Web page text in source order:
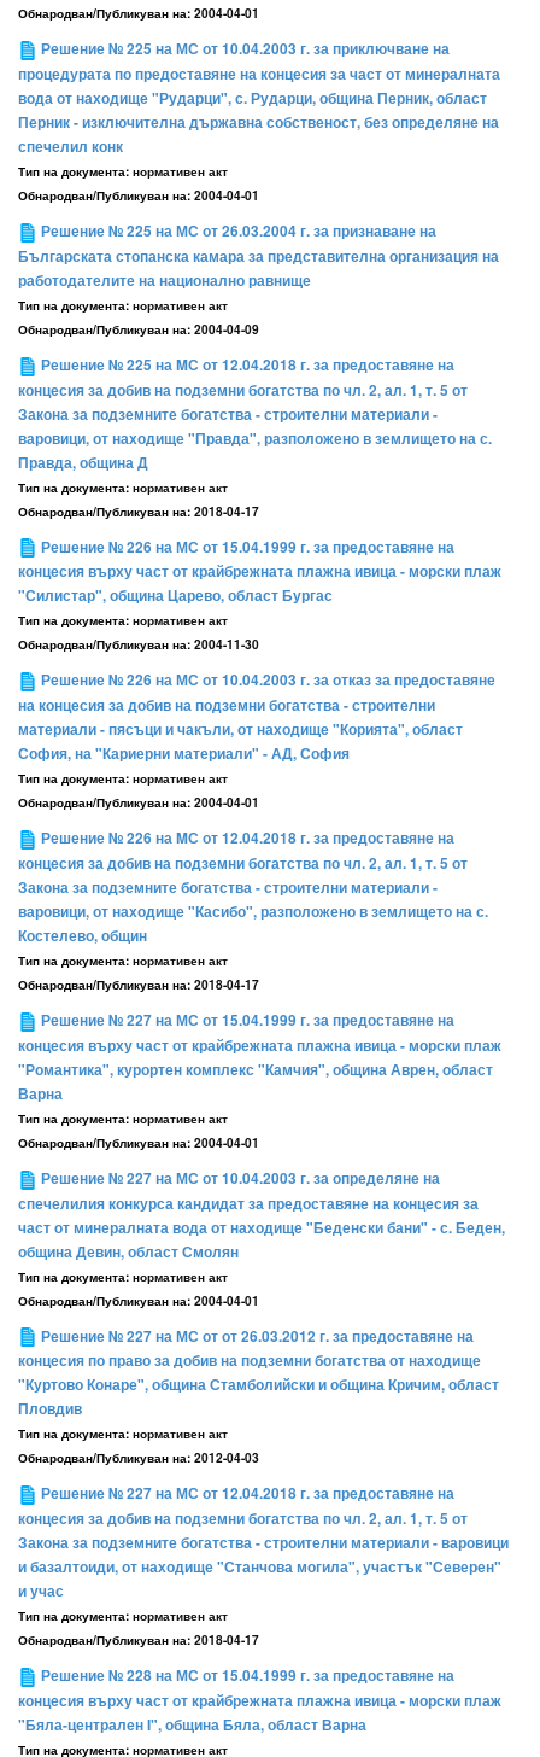
Обнародван/Публикуван на: 2004-04-01
Решение № 225 на МС от 10.04.2003 г. за приключване на
процедурата по предоставяне на концесия за част от минералната
вода от находище "Рударци", с. Рударци, община Перник, област
Перник - изключителна държавна собственост, без определяне на
спечелил конк
Тип на документа: нормативен акт
Обнародван/Публикуван на: 2004-04-01
Решение № 225 на МС от 26.03.2004 г. за признаване на
Българската стопанска камара за представителна организация на
работодателите на национално равнище
Тип на документа: нормативен акт
Обнародван/Публикуван на: 2004-04-09
Решение № 225 на MС от 12.04.2018 г. за предоставяне на
концесия за добив на подземни богатства по чл. 2, ал. 1, т. 5 от
Закона за подземните богатства - строителни материали -
варовици, от находище "Правда", разположено в землището на с.
Правда, община Д
Тип на документа: нормативен акт
Обнародван/Публикуван на: 2018-04-17
Решение № 226 на МС от 15.04.1999 г. за предоставяне на
концесия върху част от крайбрежната плажна ивица - морски плаж
"Силистар", община Царево, област Бургас
Тип на документа: нормативен акт
Обнародван/Публикуван на: 2004-11-30
Решение № 226 на МС от 10.04.2003 г. за отказ за предоставяне
на концесия за добив на подземни богатства - строителни
материали - пясъци и чакъли, от находище "Корията", област
София, на "Кариерни материали" - АД, София
Тип на документа: нормативен акт
Обнародван/Публикуван на: 2004-04-01
Решение № 226 на MС от 12.04.2018 г. за предоставяне на
концесия за добив на подземни богатства по чл. 2, ал. 1, т. 5 от
Закона за подземните богатства - строителни материали -
варовици, от находище "Касибо", разположено в землището на с.
Костелево, общин
Тип на документа: нормативен акт
Обнародван/Публикуван на: 2018-04-17
Решение № 227 на МС от 15.04.1999 г. за предоставяне на
концесия върху част от крайбрежната плажна ивица - морски плаж
"Романтика", курортен комплекс "Камчия", община Аврен, област
Варна
Тип на документа: нормативен акт
Обнародван/Публикуван на: 2004-04-01
Решение № 227 на МС от 10.04.2003 г. за определяне на
спечелилия конкурса кандидат за предоставяне на концесия за
част от минералната вода от находище "Беденски бани" - с. Беден,
община Девин, област Смолян
Тип на документа: нормативен акт
Обнародван/Публикуван на: 2004-04-01
Решение № 227 на МС от от 26.03.2012 г. за предоставяне на
концесия по право за добив на подземни богатства от находище
"Куртово Конаре", община Стамболийски и община Кричим, област
Пловдив
Тип на документа: нормативен акт
Обнародван/Публикуван на: 2012-04-03
Решение № 227 на МС от 12.04.2018 г. за предоставяне на
концесия за добив на подземни богатства по чл. 2, ал. 1, т. 5 от
Закона за подземните богатства - строителни материали - варовици
и базалтоиди, от находище "Станчова могила", участък "Северен"
и учас
Тип на документа: нормативен акт
Обнародван/Публикуван на: 2018-04-17
Решение № 228 на МС от 15.04.1999 г. за предоставяне на
концесия върху част от крайбрежната плажна ивица - морски плаж
"Бяла-централен I", община Бяла, област Варна
Тип на документа: нормативен акт